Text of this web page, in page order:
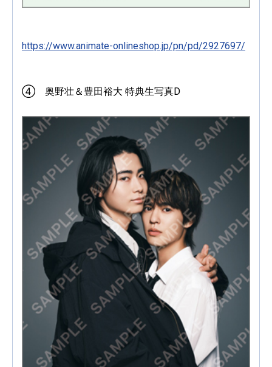
https://www.animate-onlineshop.jp/pn/pd/2927697/
④ 奥野壮＆豊田裕大 特典生写真D